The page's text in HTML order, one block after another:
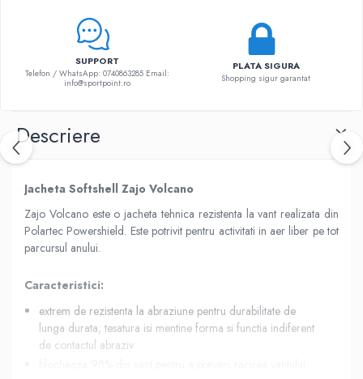
SUPPORT
Telefon / WhatsApp: 0740863285 Email:
info@sportpoint.ro
PLATA SIGURA
Shopping sigur garantat
Descriere
Jacheta Softshell Zajo Volcano
Zajo Volcano este o jacheta tehnica rezistenta la vant realizata din
Polartec Powershield. Este potrivit pentru activitati in aer liber pe tot
parcursul anului.
Caracteristici:
extrem de rezistenta la abraziune pentru durabilitate de
lunga durata; tesatura isi mentine forma si functia indiferent
de contactul abraziv